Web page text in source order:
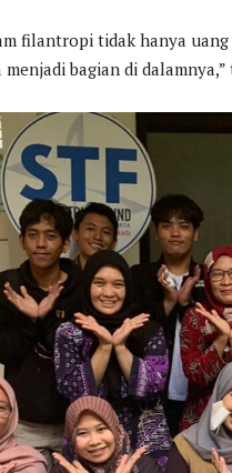
filantropi tidak hanya
bagian di